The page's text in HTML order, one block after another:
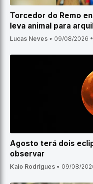
Torcedor do Remo
leva animal para
Lucas Neves • 09/08/2026 •
Agosto terá dois
observar
Kaio Rodrigues • 09/08/